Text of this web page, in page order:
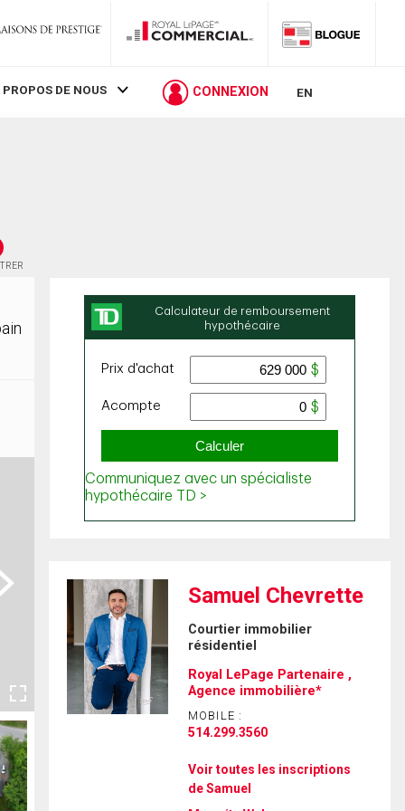
PROPOS DE NOUS CONNEXION EN
Samuel Chevrette
Courtier immobilier
résidentiel
Royal LePage Partenaire ,
Agence immobilière*
MOBILE :
514.299.3560
Voir toutes les inscriptions
de Samuel